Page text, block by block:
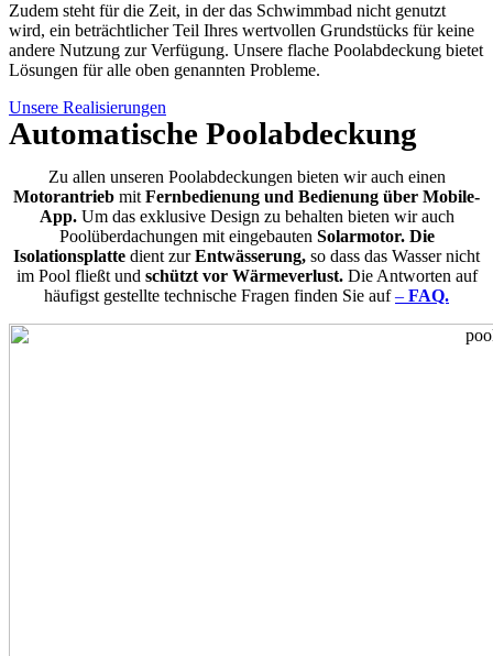
Zudem steht für die Zeit, in der das Schwimmbad nicht genutzt
wird, ein beträchtlicher Teil Ihres wertvollen Grundstücks für keine
andere Nutzung zur Verfügung. Unsere flache Poolabdeckung bietet
Lösungen für alle oben genannten Probleme.
Unsere Realisierungen
Automatische Poolabdeckung
Zu allen unseren Poolabdeckungen bieten wir auch einen
Motorantrieb mit Fernbedienung und Bedienung über Mobile-
App.Um das exklusive Design zu behalten bieten wir auch
Poolüberdachungen mit eingebauten Solarmotor. Die
Isolationsplatte dient zurEntwässerung, so dass das Wasser nicht
im Pool fließt und schützt vor Wärmeverlust. Die Antworten auf
häufigst gestellte technische Fragen finden Sie auf– FAQ.